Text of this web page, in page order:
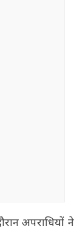
अपराधियों ने